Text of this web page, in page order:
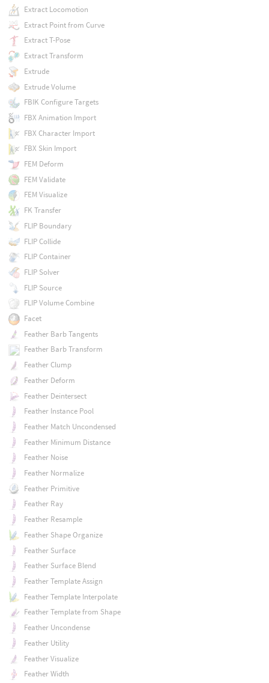
Extract Locomotion
Extract Point from Curve
Extract T-Pose
Extract Transform
Extrude
Extrude Volume
FBIK Configure Targets
FBX Animation Import
FBX Character Import
FBX Skin Import
FEM Deform
FEM Validate
FEM Visualize
FK Transfer
FLIP Boundary
FLIP Collide
FLIP Container
FLIP Solver
FLIP Source
FLIP Volume Combine
Facet
Feather Barb Tangents
Feather Barb Transform
Feather Clump
Feather Deform
Feather Deintersect
Feather Instance Pool
Feather Match Uncondensed
Feather Minimum Distance
Feather Noise
Feather Normalize
Feather Primitive
Feather Ray
Feather Resample
Feather Shape Organize
Feather Surface
Feather Surface Blend
Feather Template Assign
Feather Template Interpolate
Feather Template from Shape
Feather Uncondense
Feather Utility
Feather Visualize
Feather Width